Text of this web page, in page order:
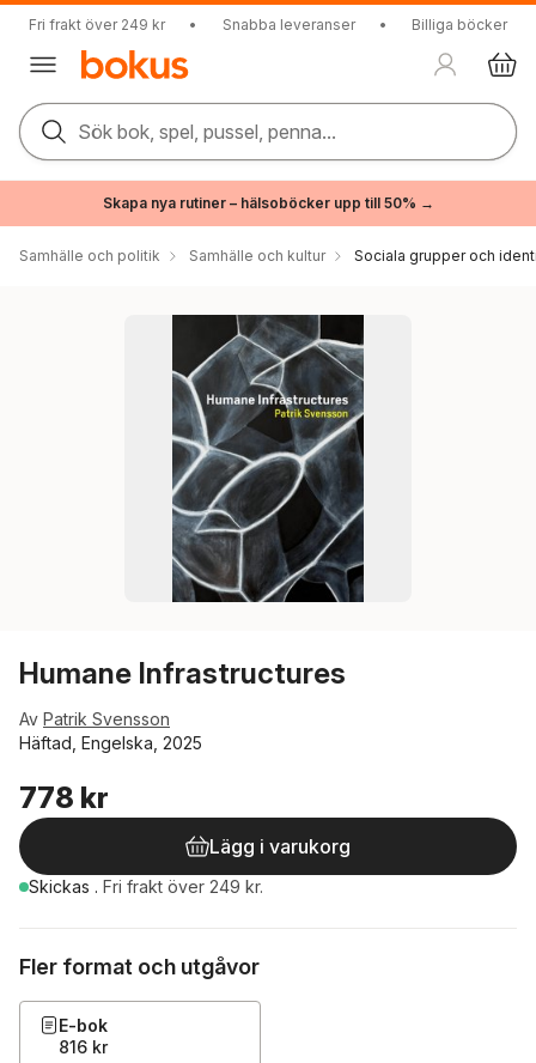
Fri frakt över 249 kr • Snabba leveranser • Billiga böcker
Sök bok, spel, pussel, penna...
Skapa nya rutiner – hälsoböcker upp till 50% →
Samhälle och politik Samhälle och kultur Sociala grupper och
Humane Infrastructures
Av Patrik Svensson
Häftad, Engelska, 2025
778 kr
Lägg i varukorg
Skickas . Fri frakt över 249 kr.
Fler format och utgåvor
E-bok
816 kr